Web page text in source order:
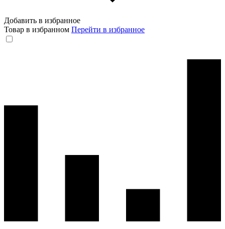
Добавить в избранное
Товар в избранном Перейти в избранное